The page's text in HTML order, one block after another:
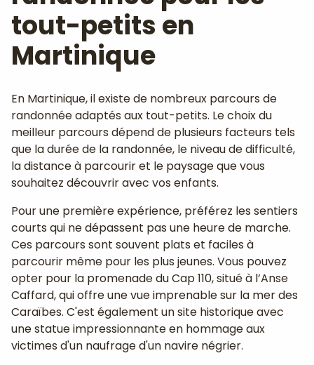
tout-petits en
Martinique
En Martinique, il existe de nombreux parcours de
randonnée adaptés aux tout-petits. Le choix du
meilleur parcours dépend de plusieurs facteurs tels
que la durée de la randonnée, le niveau de difficulté,
la distance à parcourir et le paysage que vous
souhaitez découvrir avec vos enfants.
Pour une première expérience, préférez les sentiers
courts qui ne dépassent pas une heure de marche.
Ces parcours sont souvent plats et faciles à
parcourir même pour les plus jeunes. Vous pouvez
opter pour la promenade du Cap 110, situé à l’Anse
Caffard, qui offre une vue imprenable sur la mer des
Caraïbes. C'est également un site historique avec
une statue impressionnante en hommage aux
victimes d'un naufrage d'un navire négrier.